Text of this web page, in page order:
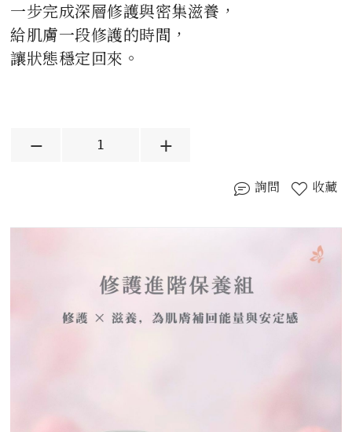
一步完成深層修護與密集滋養，
給肌膚一段修護的時間，
讓狀態穩定回來。
詢問 收藏